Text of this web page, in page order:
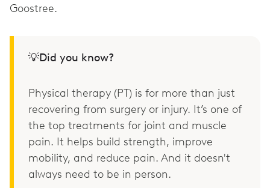
Goostree.
💡Did you know?
Physical therapy (PT) is for more than just
recovering from surgery or injury. It’s one of
the top treatments for joint and muscle
pain. It helps build strength, improve
mobility, and reduce pain. And it doesn't
always need to be in person.